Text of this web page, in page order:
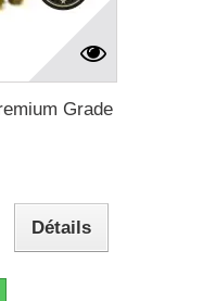
Grade
Détails